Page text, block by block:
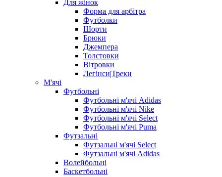
Для жінок
Форма для арбітра
Футболки
Шорти
Брюки
Джемпера
Толстовки
Вітровки
Легінси|Треки
М'ячі
Футбольні
Футбольні м'ячі Adidas
Футбольні м'ячі Nike
Футбольні м'ячі Select
Футбольні м'ячі Puma
Футзальні
Футзальні м'ячі Select
Футзальні м'ячі Adidas
Волейбольні
Баскетбольні